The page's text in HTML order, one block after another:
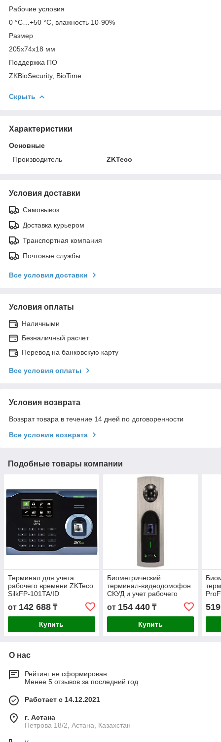
Рабочие условия
0 °C…+50 °C, влажность 10-90%
Размер
205х74х18 мм
Поддержка ПО
ZKBioSecurity, BioTime
Скрыть
Характеристики
Основные
Производитель
ZKTeco
Условия доставки
Самовывоз
Доставка курьером
Транспортная компания
Почтовые службы
Все условия доставки
Условия оплаты
Наличными
Безналичный расчет
Перевод на банковскую карту
Все условия оплаты
Условия возврата
Возврат товара в течение 14 дней по договоренности
Все условия возврата
Подобные товары компании
Терминал для учета
рабочего времени ZKTeco
SilkFP-101TA/ID
от 142 688 ₸
Купить
Биометрический
терминал-видеодомофон
СКУД и учет рабочего
времени ZKTeco Notus
(палец, карта)
от 154 440₸
Купить
О нас
Рейтинг не сформирован
Менее 5 отзывов за последний год
Работает с 14.12.2021
г. Астана
Петрова 18/2, Астана, Казахстан